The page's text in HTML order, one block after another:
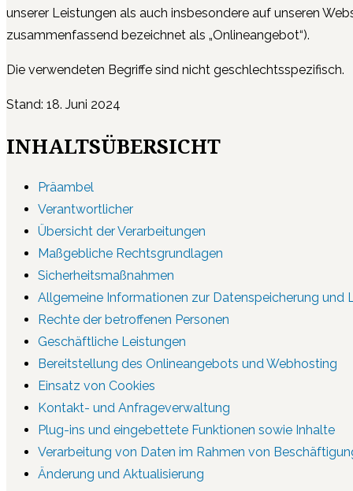
unserer Leistungen als auch insbesondere auf unseren
zusammenfassend bezeichnet als „Onlineangebot“).
Die verwendeten Begriffe sind nicht geschlechtsspezifisch.
Stand: 18. Juni 2024
INHALTSÜBERSICHT
Präambel
Verantwortlicher
Übersicht der Verarbeitungen
Maßgebliche Rechtsgrundlagen
Sicherheitsmaßnahmen
Allgemeine Informationen zur Datenspeicherung und
Rechte der betroffenen Personen
Geschäftliche Leistungen
Bereitstellung des Onlineangebots und Webhosting
Einsatz von Cookies
Kontakt- und Anfrageverwaltung
Plug-ins und eingebettete Funktionen sowie Inhalte
Verarbeitung von Daten im Rahmen von
Änderung und Aktualisierung